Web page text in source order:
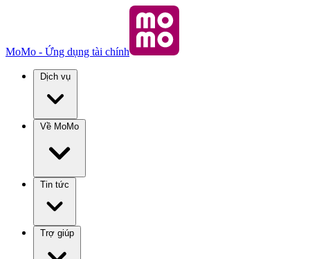
MoMo - Ứng dụng tài chính
Dịch vụ
Về MoMo
Tin tức
Trợ giúp